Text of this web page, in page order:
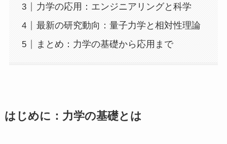
力学の応用：エンジニアリングと科学
最新の研究動向：量子力学と相対性理論
まとめ：力学の基礎から応用まで
はじめに：力学の基礎とは